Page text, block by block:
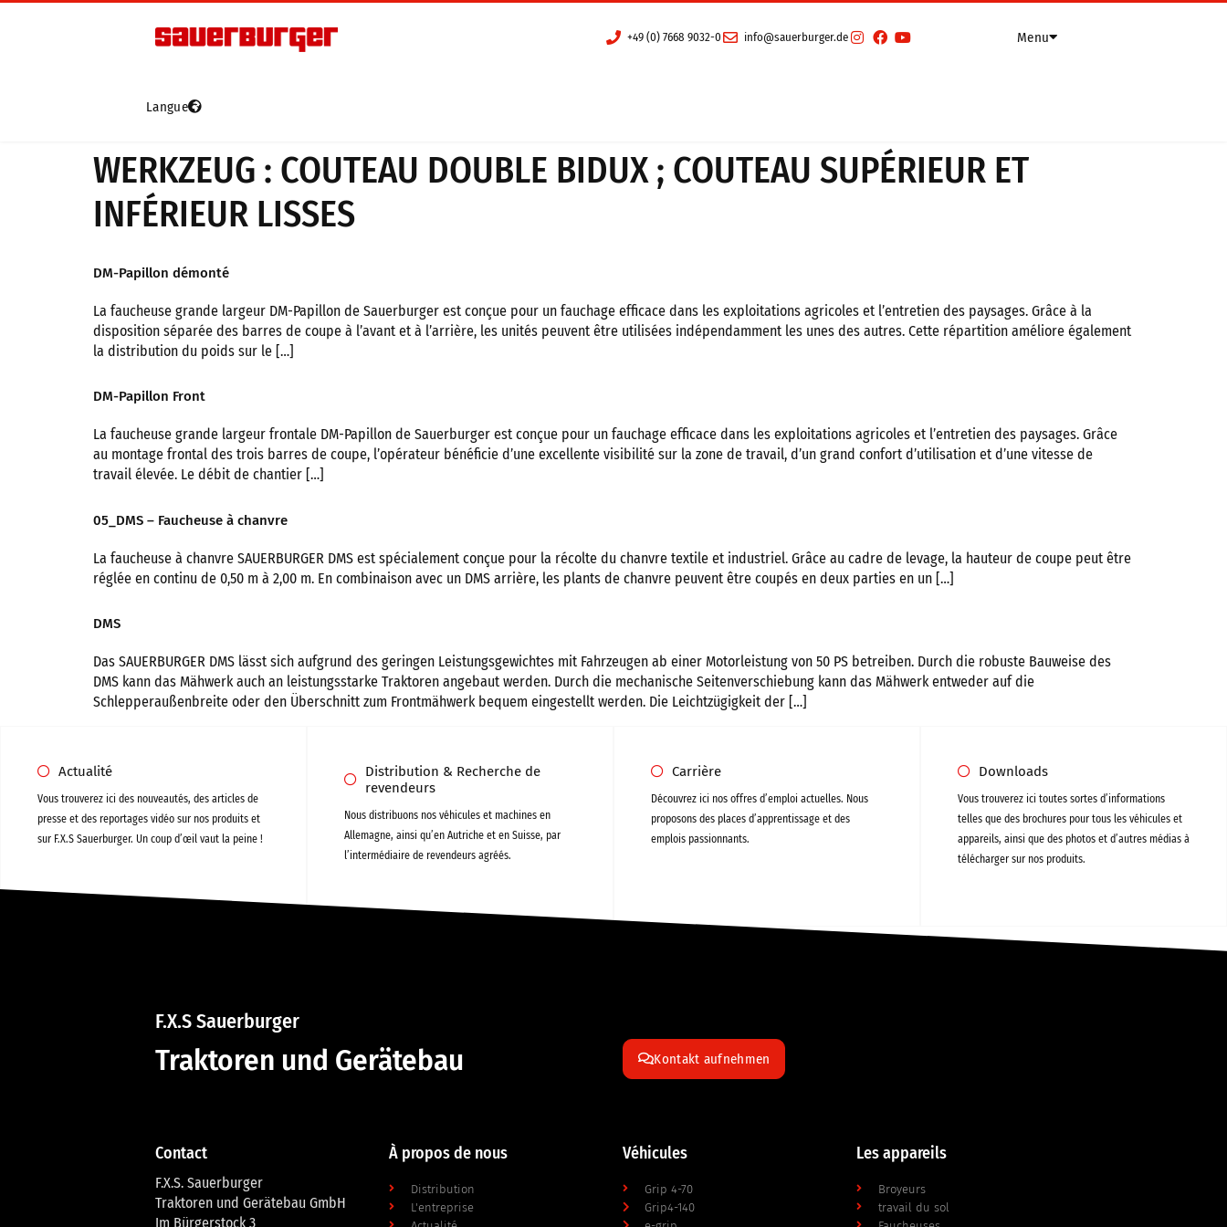
+49 (0) 7668 9032-0 info@sauerburger.de Menu
Véhicules
Grip4-75
Grip4-140
D’occasion
Distribution
Contact
Entreprise
Langue
WERKZEUG : COUTEAU DOUBLE BIDUX ; COUTEAU SUPÉRIEUR ET
INFÉRIEUR LISSES
DM-Papillon démonté
La faucheuse grande largeur DM-Papillon de Sauerburger est conçue pour un fauchage efficace dans les exploitations agricoles et l’entretien des paysages. Grâce à la
disposition séparée des barres de coupe à l’avant et à l’arrière, les unités peuvent être utilisées indépendamment les unes des autres. Cette répartition améliore également
la distribution du poids sur le […]
DM-Papillon Front
La faucheuse grande largeur frontale DM-Papillon de Sauerburger est conçue pour un fauchage efficace dans les exploitations agricoles et l’entretien des paysages. Grâce
au montage frontal des trois barres de coupe, l’opérateur bénéficie d’une excellente visibilité sur la zone de travail, d’un grand confort d’utilisation et d’une vitesse de
travail élevée. Le débit de chantier […]
05_DMS – Faucheuse à chanvre
La faucheuse à chanvre SAUERBURGER DMS est spécialement conçue pour la récolte du chanvre textile et industriel. Grâce au cadre de levage, la hauteur de coupe peut être
réglée en continu de 0,50 m à 2,00 m. En combinaison avec un DMS arrière, les plants de chanvre peuvent être coupés en deux parties en un […]
DMS
Das SAUERBURGER DMS lässt sich aufgrund des geringen Leistungsgewichtes mit Fahrzeugen ab einer Motorleistung von 50 PS betreiben. Durch die robuste Bauweise des
DMS kann das Mähwerk auch an leistungsstarke Traktoren angebaut werden. Durch die mechanische Seitenverschiebung kann das Mähwerk entweder auf die
Schlepperaußenbreite oder den Überschnitt zum Frontmähwerk bequem eingestellt werden. Die Leichtzügigkeit der […]
Actualité
Vous trouverez ici des nouveautés, des articles de
presse et des reportages vidéo sur nos produits et
sur F.X.S Sauerburger. Un coup d’œil vaut la peine !
Distribution & Recherche de
revendeurs
Nous distribuons nos véhicules et machines en
Allemagne, ainsi qu’en Autriche et en Suisse, par
l’intermédiaire de revendeurs agréés.
Carrière
Découvrez ici nos offres d’emploi actuelles. Nous
proposons des places d’apprentissage et des
emplois passionnants.
Downloads
Vous trouverez ici toutes sortes d’informations
telles que des brochures pour tous les véhicules et
appareils, ainsi que des photos et d’autres médias à
télécharger sur nos produits.
F.X.S Sauerburger
Traktoren und Gerätebau Kontakt aufnehmen
Contact
F.X.S. Sauerburger
Traktoren und Gerätebau GmbH
Im Bürgerstock 3
À propos de nous
Distribution
L'entreprise
Véhicules
Grip 4-70
Grip4-140
Les appareils
Broyeurs
travail du sol